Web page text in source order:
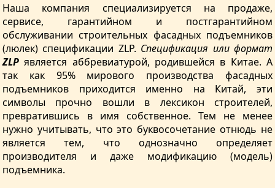
Наша компания специализируется на продаже,
сервисе, гарантийном и постгарантийном
обслуживании строительных фасадных подъемников
(люлек) спецификации ZLP. Спецификация или формат
ZLP является аббревиатурой, родившейся в Китае. А
так как 95% мирового производства фасадных
подъемников приходится именно на Китай, эти
символы прочно вошли в лексикон строителей,
превратившись в имя собственное. Тем не менее
нужно учитывать, что это буквосочетание отнюдь не
является тем, что однозначно определяет
производителя и даже модификацию (модель)
подъемника.